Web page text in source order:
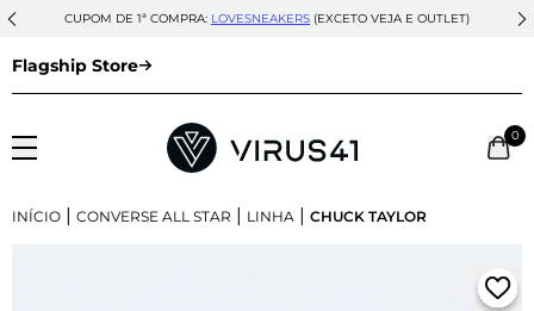
CUPOM DE 1ª COMPRA: LOVESNEAKERS (EXCETO VEJA E OUTLET)
Flagship Store
0
INÍCIO | CONVERSE ALL STAR | LINHA | CHUCK TAYLOR